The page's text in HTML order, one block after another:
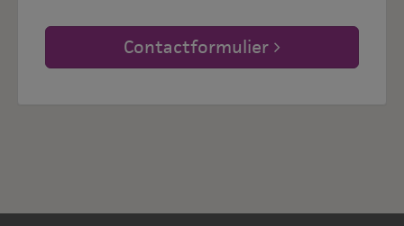
Contactformulier